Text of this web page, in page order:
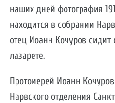
наших дней фотография
находится в собрании
отец Иоанн Кочуров
лазарете.
Протоиерей Иоанн
Нарвского отделения